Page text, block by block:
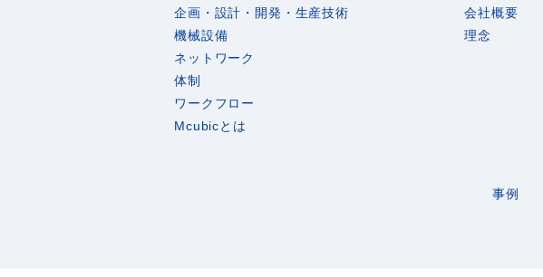
企画・設計・開発・生産技術
機械設備
ネットワーク
体制
ワークフロー
Mcubicとは
会社概要
理念
事例